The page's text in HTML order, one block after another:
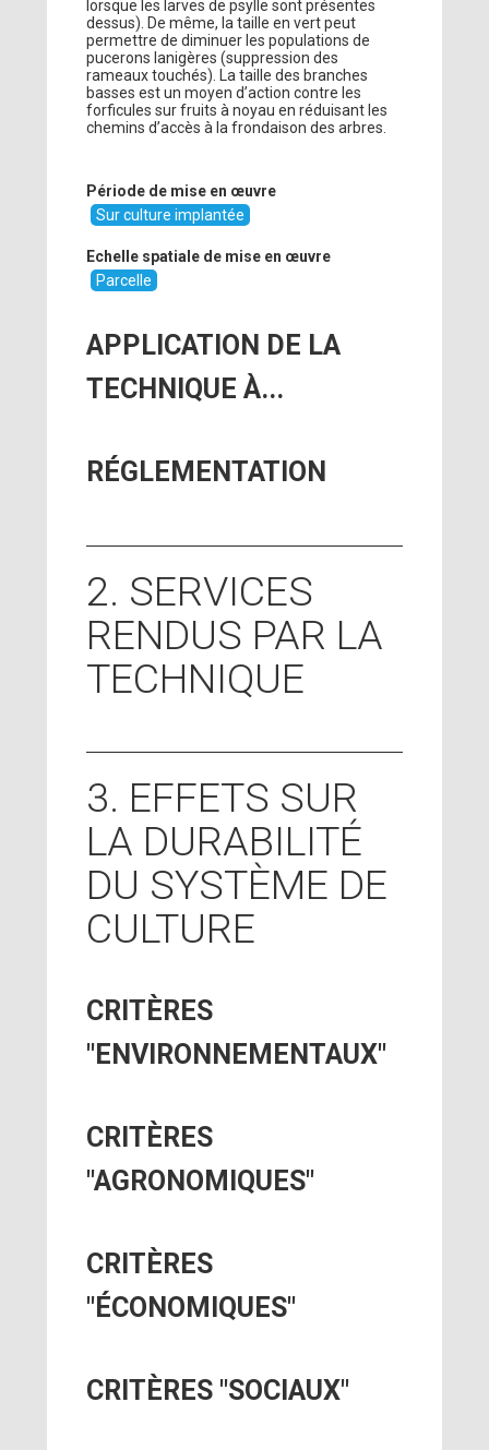
lorsque les larves de psylle sont présentes
dessus). De même, la taille en vert peut
permettre de diminuer les populations de
pucerons lanigères (suppression des
rameaux touchés). La taille des branches
basses est un moyen d’action contre les
forficules sur fruits à noyau en réduisant les
chemins d’accès à la frondaison des arbres.
Période de mise en œuvre
Sur culture implantée
Echelle spatiale de mise en œuvre
Parcelle
APPLICATION DE LA
TECHNIQUE À...
RÉGLEMENTATION
2. SERVICES
RENDUS PAR LA
TECHNIQUE
3. EFFETS SUR
LA DURABILITÉ
DU SYSTÈME DE
CULTURE
CRITÈRES
"ENVIRONNEMENTAUX"
CRITÈRES
"AGRONOMIQUES"
CRITÈRES
"ÉCONOMIQUES"
CRITÈRES "SOCIAUX"